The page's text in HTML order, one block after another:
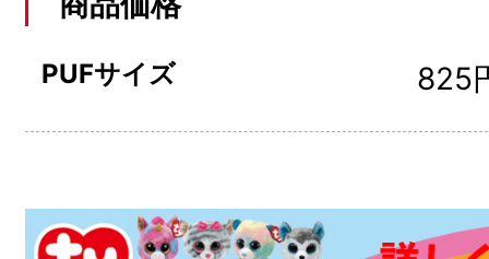
PUFサイズ 825